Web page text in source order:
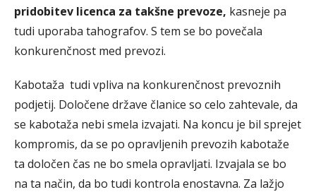
pridobitev licenca za takšne prevoze, kasneje pa
tudi uporaba tahografov. S tem se bo povečala
konkurenčnost med prevozi.
Kabotaža tudi vpliva na konkurenčnost prevoznih
podjetij. Določene države članice so celo zahtevale, da
se kabotaža nebi smela izvajati. Na koncu je bil sprejet
kompromis, da se po opravljenih prevozih kabotaže
ta določen čas ne bo smela opravljati. Izvajala se bo
na ta način, da bo tudi kontrola enostavna. Za lažjo